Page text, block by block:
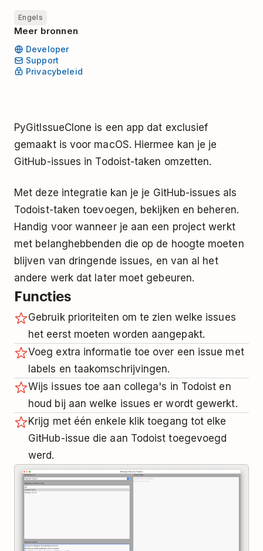
Engels
Meer bronnen
Developer
Support
Privacybeleid
PyGitIssueClone is een app dat exclusief
gemaakt is voor macOS. Hiermee kan je je
GitHub-issues in Todoist-taken omzetten.
Met deze integratie kan je je GitHub-issues als
Todoist-taken toevoegen, bekijken en beheren.
Handig voor wanneer je aan een project werkt
met belanghebbenden die op de hoogte moeten
blijven van dringende issues, en van al het
andere werk dat later moet gebeuren.
Functies
Gebruik prioriteiten om te zien welke issues
het eerst moeten worden aangepakt.
Voeg extra informatie toe over een issue met
labels en taakomschrijvingen.
Wijs issues toe aan collega's in Todoist en
houd bij aan welke issues er wordt gewerkt.
Krijg met één enkele klik toegang tot elke
GitHub-issue die aan Todoist toegevoegd
werd.